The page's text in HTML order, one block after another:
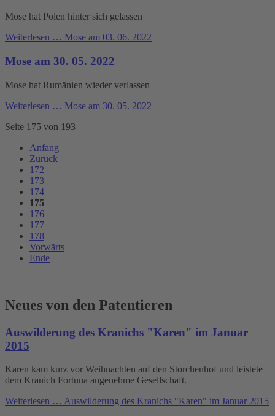
Mose hat Polen hinter sich gelassen
Weiterlesen … Mose am 03. 06. 2022
Mose am 30. 05. 2022
Mose hat Rumänien wieder verlassen
Weiterlesen … Mose am 30. 05. 2022
Seite 175 von 193
Anfang
Zurück
172
173
174
175
176
177
178
Vorwärts
Ende
Neues von den Patentieren
Auswilderung des Kranichs "Karen" im Januar
2015
Karen kam kurz vor Weihnachten auf den Storchenhof und leistete
dem Kranich Fortuna angenehme Gesellschaft.
Weiterlesen … Auswilderung des Kranichs "Karen" im Januar 2015